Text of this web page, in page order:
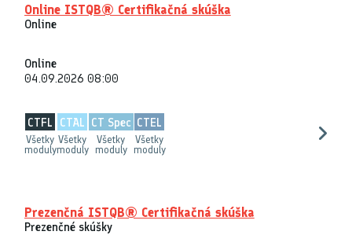
Online ISTQB® Certifikačná skúška
Online
Online
04.09.2026 08:00
CTFL
Všetky
moduly
CTAL
Všetky
moduly
CT Spec
Všetky
moduly
CTEL
Všetky
moduly
Prezenčná ISTQB® Certifikačná skúška
Prezenčné skúšky